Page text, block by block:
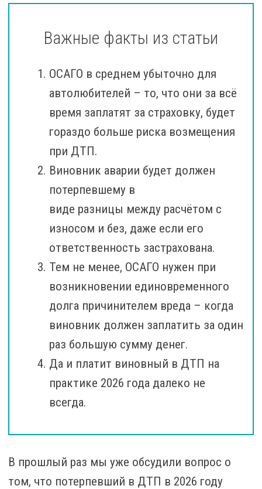
Важные факты из статьи
ОСАГО в среднем убыточно для
автолюбителей – то, что они за всё
время заплатят за страховку, будет
гораздо больше риска возмещения
при ДТП.
Виновник аварии будет должен
потерпевшему в
виде разницы между расчётом с
износом и без, даже если его
ответственность застрахована.
Тем не менее, ОСАГО нужен при
возникновении единовременного
долга причинителем вреда – когда
виновник должен заплатить за один
раз большую сумму денег.
Да и платит виновный в ДТП на
практике 2026 года далеко не
всегда.
В прошлый раз мы уже обсудили вопрос о
том, что потерпевший в ДТП в 2026 году